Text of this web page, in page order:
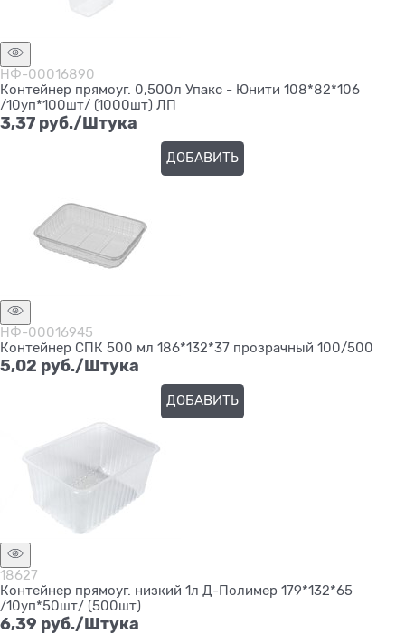
НФ-00016890
Контейнер прямоуг. 0,500л Упакс - Юнити 108*82*106
/10уп*100шт/ (1000шт) ЛП
3,37 руб./Штука
ДОБАВИТЬ
НФ-00016945
Контейнер СПК 500 мл 186*132*37 прозрачный 100/500
5,02 руб./Штука
ДОБАВИТЬ
18627
Контейнер прямоуг. низкий 1л Д-Полимер 179*132*65
/10уп*50шт/ (500шт)
6,39 руб./Штука